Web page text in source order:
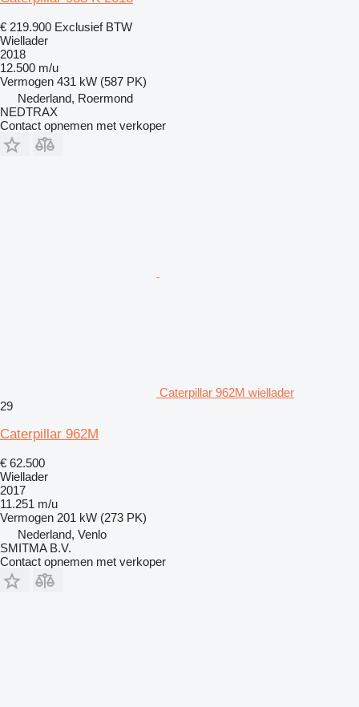
€ 219.900 Exclusief BTW
Wiellader
2018
12.500 m/u
Vermogen 431 kW (587 PK)
Nederland, Roermond
NEDTRAX
Contact opnemen met verkoper
Caterpillar 962M wiellader
29
Caterpillar 962M
€ 62.500
Wiellader
2017
11.251 m/u
Vermogen 201 kW (273 PK)
Nederland, Venlo
SMITMA B.V.
Contact opnemen met verkoper